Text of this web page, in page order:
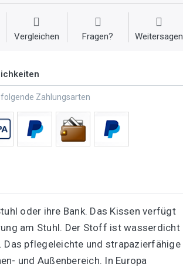
Vergleichen Fragen? Weitersagen
Zahlungsarten
oder ihre Bank. Das Kissen verfügt
am Stuhl. Der Stoff ist wasserdicht
Das pflegeleichte und strapazierfähige
und Außenbereich. In Europa